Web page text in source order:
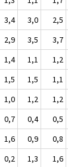
3,4 3,0 2,5
2,9 3,5 3,7
1,4 1,1 1,2
1,5 1,5 1,1
1,0 1,2 1,2
0,7 0,4 0,5
1,6 0,9 0,8
0,2 1,3 1,6